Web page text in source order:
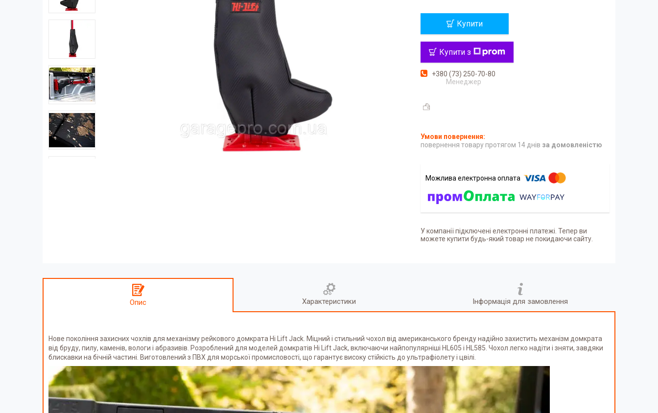
Купити
Купити з
+380 (73) 250-70-80
Менеджер
повернення товару протягом 14 днів за домовленістю
У компанії підключені електронні платежі. Тепер ви
можете купити будь-який товар не покидаючи сайту.
Опис Характеристики Інформація для замовлення
Нове покоління захисних чохлів для механізму рейкового домкрата Hi Lift Jack. Міцний і стильний чохол від американського бренду надійно захистить механізм домкрата
від бруду, пилу, каменів, вологи і абразивів. Розроблений для моделей домкратів Hi Lift Jack, включаючи найпопулярніші HL605 і HL585. Чохол легко надіти і зняти, завдяки
блискавки на бічній частині. Виготовлений з ПВХ для морської промисловості, що гарантує високу стійкість до ультрафіолету і цвілі.